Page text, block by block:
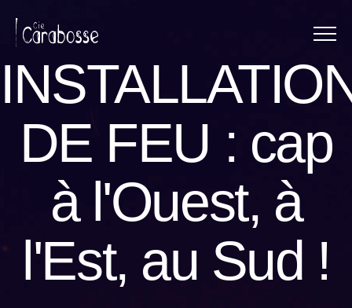
DE FEU : cap
à l'Ouest, à
l'Est, au Sud !